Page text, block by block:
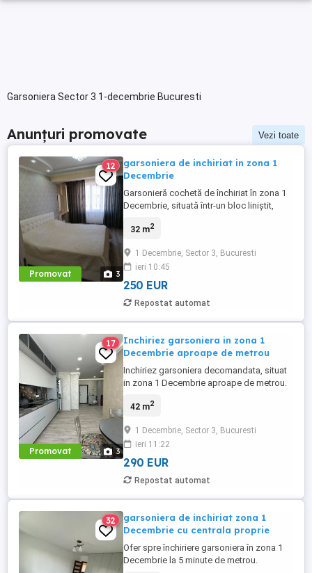
Garsoniera Sector 3 1-decembrie Bucuresti
Anunțuri promovate Vezi toate
Promovat 3
12
garsoniera de inchiriat in zona 1
Decembrie
Garsonieră cochetă de închiriat în zona 1
Decembrie, situată într-un bloc liniștit,
Este mobilată și utilată, gata de mutare
precum și acces rapid către Bd. Theodor
Pallady și stații STB. La câteva minute se
află și Parcul ...
32 m2
1 Decembrie, Sector 3, Bucuresti
ieri 10:45
250 EUR
Repostat automat
Promovat 3
17
Inchiriez garsoniera in zona 1
Decembrie aproape de metrou
Inchiriez garsoniera decomandata, situat
in zona 1 Decembrie aproape de metrou.
fiind situat la etajul 2 si are vedere spre
utilitatile necesare, metroul la 5 minute de
mers pe jos,spatii comerciale mai multe in
zona. Pentru ...
42 m2
1 Decembrie, Sector 3, Bucuresti
ieri 11:22
290 EUR
Repostat automat
32
garsoniera de inchiriat zona 1
Decembrie cu centrala proprie
Ofer spre închiriere garsoniera în zona 1
Decembrie la 5 minute de metrou.